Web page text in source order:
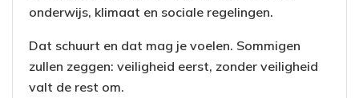
onderwijs, klimaat en sociale regelingen.
Dat schuurt en dat mag je voelen. Sommigen
zullen zeggen: veiligheid eerst, zonder veiligheid
valt de rest om.